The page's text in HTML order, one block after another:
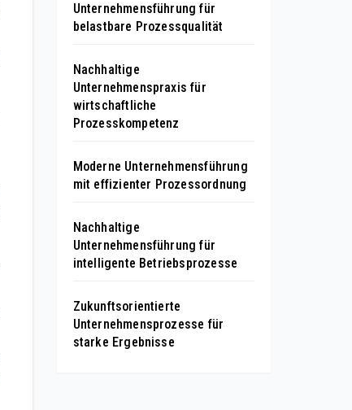
Unternehmensführung für
belastbare Prozessqualität
Nachhaltige
Unternehmenspraxis für
wirtschaftliche
Prozesskompetenz
Moderne Unternehmensführung
mit effizienter Prozessordnung
Nachhaltige
Unternehmensführung für
intelligente Betriebsprozesse
Zukunftsorientierte
Unternehmensprozesse für
starke Ergebnisse